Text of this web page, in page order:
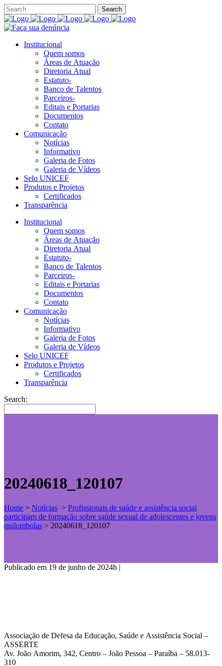
Institucional
Quem somos
Áreas de Atuação
Diretoria Atual
Estatuto-
Banco de Talentos
Parceiros-
Editais e Portarias
Documentos
Contato
Comunicação
Notícias
Informativo
Galeria de Fotos
Galeria de Vídeos
Selo UNICEF
Produtos e Projetos
Certificados
Transparência
Institucional
Quem somos
Áreas de Atuação
Diretoria Atual
Estatuto-
Banco de Talentos
Parceiros-
Editais e Portarias
Documentos
Contato
Comunicação
Notícias
Informativo
Galeria de Fotos
Galeria de Vídeos
Selo UNICEF
Produtos e Projetos
Certificados
Transparência
Search:
20240618_120107
Home > Notícias > Profissionais de saúde e assistência social
participam de formação sobre saúde sexual de adolescentes e jovens
quilombolas > 20240618_120107
Publicado em 19 de junho de 2024h |
Associação de Defesa da Educação, Saúde e Assistência Social –
ASSERTE
Av. João Amorim, 342, Centro – João Pessoa – Paraíba – 58.013-
310